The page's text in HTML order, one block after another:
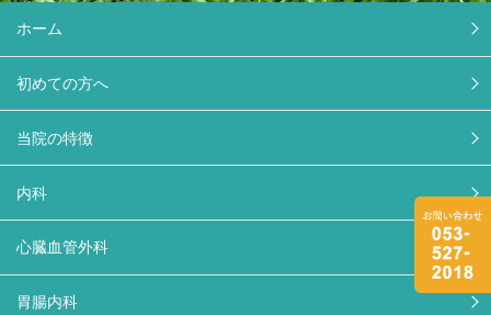
ホーム
初めての方へ
当院の特徴
内科
心臓血管外科
胃腸内科